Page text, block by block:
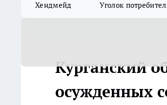
Хендмейд Уголок
Курганский
осужденных